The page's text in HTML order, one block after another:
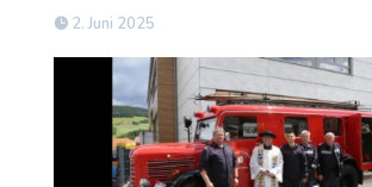
2. Juni 2025